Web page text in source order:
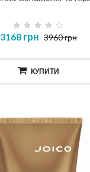
3168 грн 3960 грн
КУПИТИ